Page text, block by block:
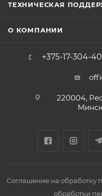
ТЕХНИЧЕСКАЯ
О КОМПАНИИ
+375-17-304-
220004,
Соглашение на обработку
обработки